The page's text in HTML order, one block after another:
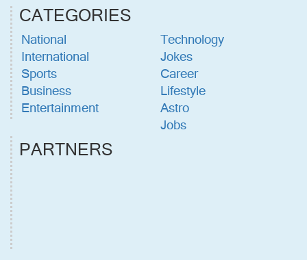
CATEGORIES
National
International
Sports
Business
Entertainment
Technology
Jokes
Career
Lifestyle
Astro
Jobs
PARTNERS